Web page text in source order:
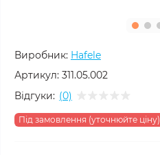
Виробник: Hafele
Артикул: 311.05.002
Відгуки: (0)
Під замовлення (уточнюйте ціну)